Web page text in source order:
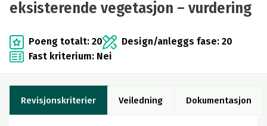
eksisterende vegetasjon – vurdering
Poeng totalt: 20
Design/anleggs fase: 20
Fast kriterium: Nei
Revisjonskriterier Veiledning Dokumentasjon